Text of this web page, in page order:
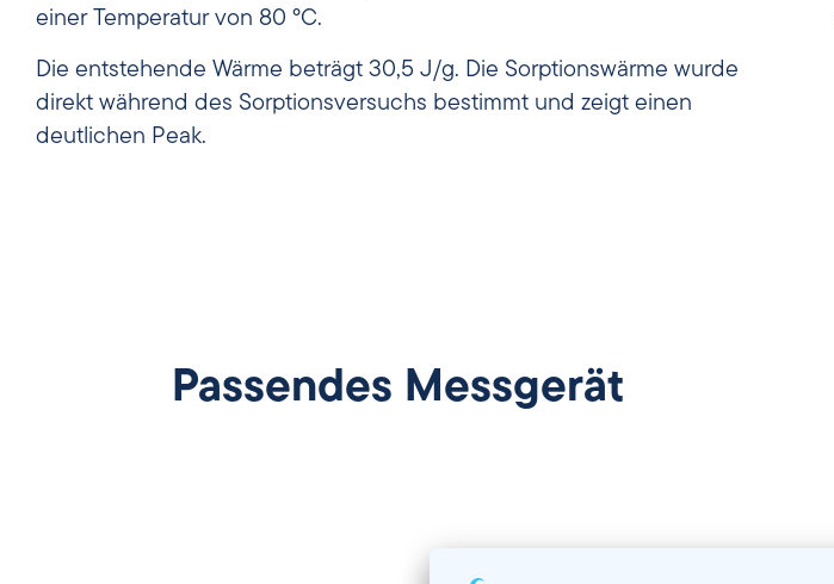
einer Temperatur von 80 °C.
Die entstehende Wärme beträgt 30,5 J/g. Die Sorptionswärme wurde
direkt während des Sorptionsversuchs bestimmt und zeigt einen
deutlichen Peak.
Passendes Messgerät